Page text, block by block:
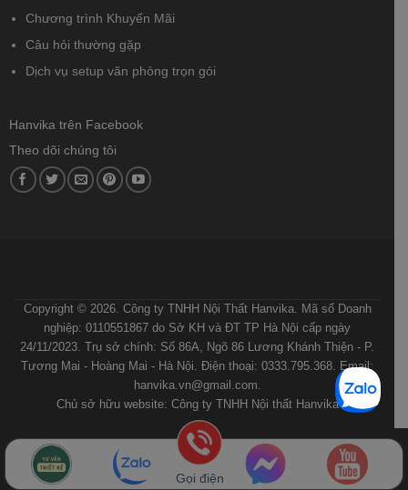
Chương trình Khuyến Mãi
Câu hỏi thường gặp
Dịch vụ setup văn phòng trọn gói
Hanvika trên Facebook
Theo dõi chúng tôi
Copyright © 2026. Công ty TNHH Nội Thất Hanvika. Mã số Doanh
nghiệp: 0110551867 do Sở KH và ĐT TP Hà Nội cấp ngày
24/11/2023. Trụ sở chính: Số 86A, Ngõ 86 Lương Khánh Thiện - P.
Tương Mai - Hoàng Mai - Hà Nội. Điện thoại: 0333.795.368. Email:
hanvika.vn@gmail.com.
Chủ sở hữu website: Công ty TNHH Nội thất Hanvika
Gọi điện